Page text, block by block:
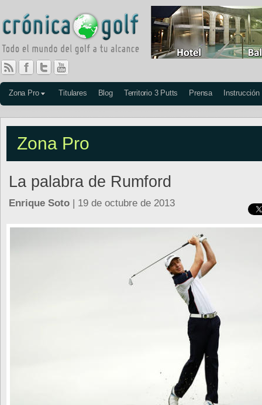
Zona Pro Titulares Blog Territorio 3 Putts Prensa Instrucción
Zona Pro
La palabra de Rumford
Enrique Soto | 19 de octubre de 2013